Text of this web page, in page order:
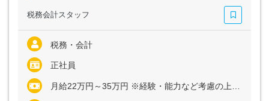
税務会計スタッフ
税務・会計
正社員
月給22万円～35万円 ※経験・能力など考慮の上、決定いたします ※残業代は全額支給